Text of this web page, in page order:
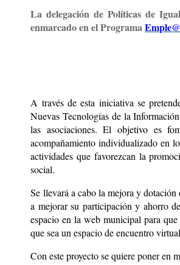
La delegación de Políticas de
enmarcado en elPrograma
A través de esta iniciativa se
Nuevas Tecnologías de la
las asociaciones. El objetivo es
acompañamiento individualizado en
actividades que favorezcan la
social.
Se llevará a cabo la mejora y
a mejorar su participación y ahorro
espacio en la web municipal para
que sea un espacio de encuentro
Con este proyecto se quiere poner en